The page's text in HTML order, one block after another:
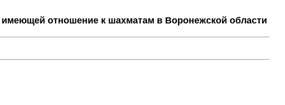
отношение к шахматам в Воронежской области